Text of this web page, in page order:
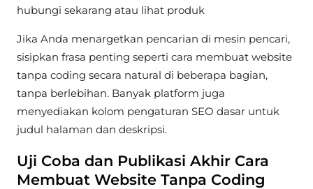
hubungi sekarang atau lihat produk
Jika Anda menargetkan pencarian di mesin pencari,
sisipkan frasa penting seperti cara membuat website
tanpa coding secara natural di beberapa bagian,
tanpa berlebihan. Banyak platform juga
menyediakan kolom pengaturan SEO dasar untuk
judul halaman dan deskripsi.
Uji Coba dan Publikasi Akhir Cara
Membuat Website Tanpa Coding